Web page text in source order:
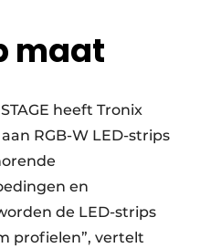
maat
heeft Tronix
RGB-W LED-strips
en
de LED-strips
profielen”, vertelt